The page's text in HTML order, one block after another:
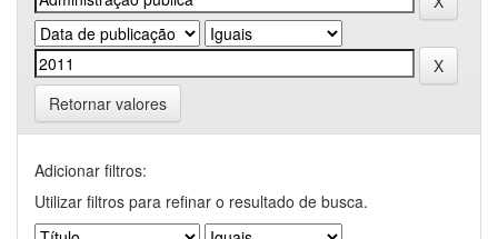
Retornar valores
Adicionar filtros:
Utilizar filtros para refinar o resultado de busca.